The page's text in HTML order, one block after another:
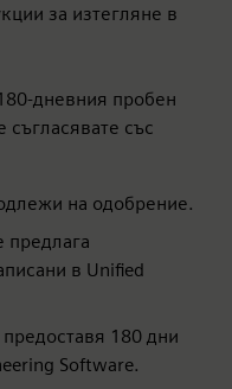
за изтегляне в
дневния пробен
със
на одобрение.
предлага
в Unified
180 дни
Software.